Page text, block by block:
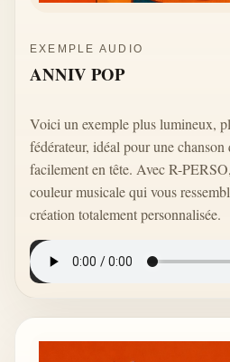
EXEMPLE AUDIO
ANNIV POP
Voici un exemple plus lumineux,
fédérateur, idéal pour une
facilement en tête. Avec R-
couleur musicale qui vous
création totalement personnalisée.